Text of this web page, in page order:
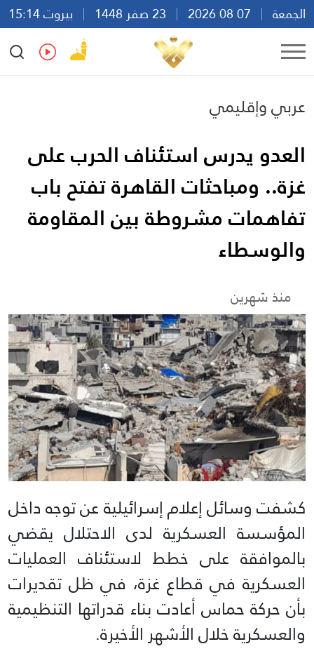
الجمعة
بيروت 15:14
Ar
En Fr Es
عربي وإقليمي
العدو يدرس استئناف الحرب على
غزة.. ومباحثات القاهرة تفتح باب
تفاهمات مشروطة بين المقاومة
والوسطاء
منذ شهرين
كشفت وسائل إعلام إسرائيلية عن توجه داخل
المؤسسة العسكرية لدى الاحتلال يقضي
بالموافقة على خطط لاستئناف العمليات
العسكرية في قطاع غزة، في ظل تقديرات
بأن حركة حماس أعادت بناء قدراتها التنظيمية
والعسكرية خلال الأشهر الأخيرة.